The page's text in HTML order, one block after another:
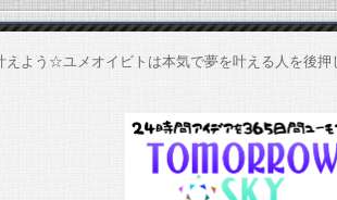
よう☆ユメオイビトは本気で夢を叶える人を後